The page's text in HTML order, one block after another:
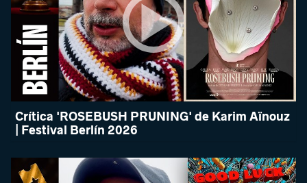
Crítica 'ROSEBUSH PRUNING' de Karim Aïnouz
| Festival Berlín 2026